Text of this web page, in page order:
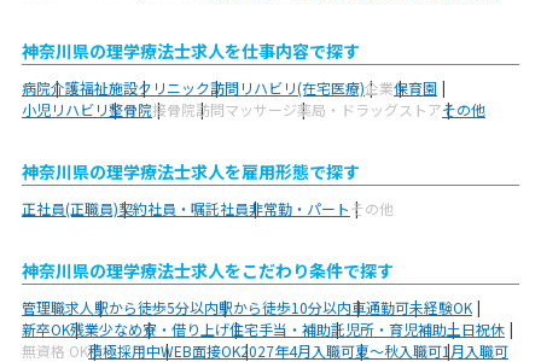
神奈川県の理学療法士求人を仕事内容で探す
病院介護福祉施設クリニック訪問リハビリ(在宅医療)企業保育園
小児リハビリ整骨院接骨院訪問マッサージ薬局・ドラッグストアその他
神奈川県の理学療法士求人を雇用形態で探す
正社員(正職員)契約社員・嘱託社員非常勤・パートその他
神奈川県の理学療法士求人をこだわり条件で探す
管理職求人駅から徒歩5分以内駅から徒歩10分以内車通勤可未経験OK
新卒OK残業少なめ寮・借り上げ住宅手当・補助託児所・育児補助土日祝休
無資格 OK積極採用中WEB面接OK2027年4月入職可夏～秋入職可1月入職可